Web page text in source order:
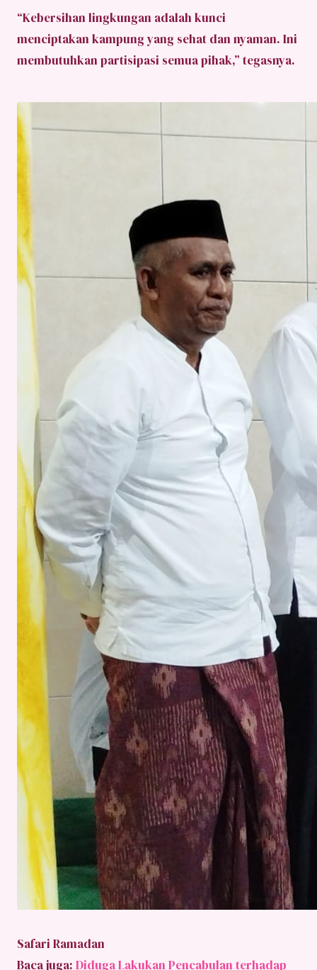
“Kebersihan lingkungan adalah kunci
menciptakan kampung yang sehat dan nyaman. Ini
membutuhkan partisipasi semua pihak,” tegasnya.
Safari Ramadan
Baca juga: Diduga Lakukan Pencabulan terhadap